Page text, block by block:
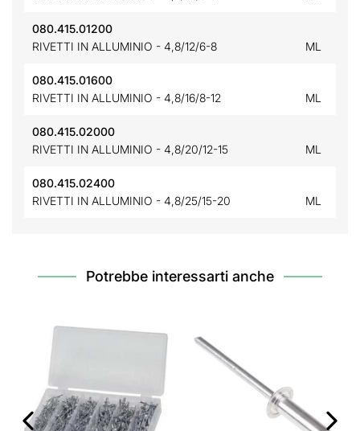
080.415.01200
RIVETTI IN ALLUMINIO - 4,8/12/6-8
ML
080.415.01600
RIVETTI IN ALLUMINIO - 4,8/16/8-12
ML
080.415.02000
RIVETTI IN ALLUMINIO - 4,8/20/12-15
ML
080.415.02400
RIVETTI IN ALLUMINIO - 4,8/25/15-20
ML
Potrebbe interessarti anche